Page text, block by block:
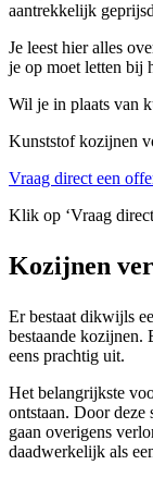
aantrekkelijk
Je leest hier alles
je op moet letten bij
Wil je in plaats van
Kunststof kozijnen
Vraag direct een
Klik op ‘Vraag
Kozijnen
Er bestaat dikwijls
bestaande kozijnen.
eens prachtig uit.
Het belangrijkste
ontstaan. Door deze
gaan overigens
daadwerkelijk als